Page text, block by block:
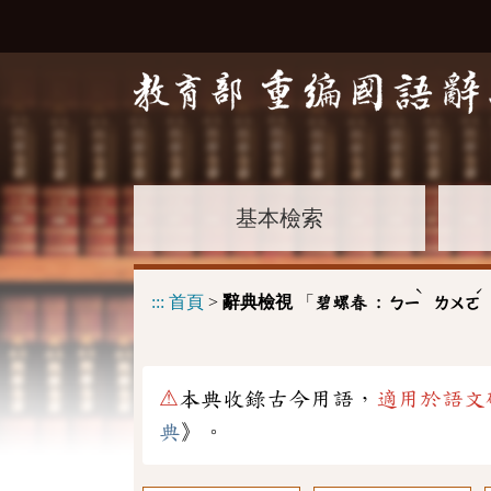
基本檢索
::: 首頁 > 辭典檢視「 碧螺春 : ㄅㄧ
ˋ
ㄌㄨㄛ
ˊ
⚠本典收錄古今用語， 適用於語文
典》。